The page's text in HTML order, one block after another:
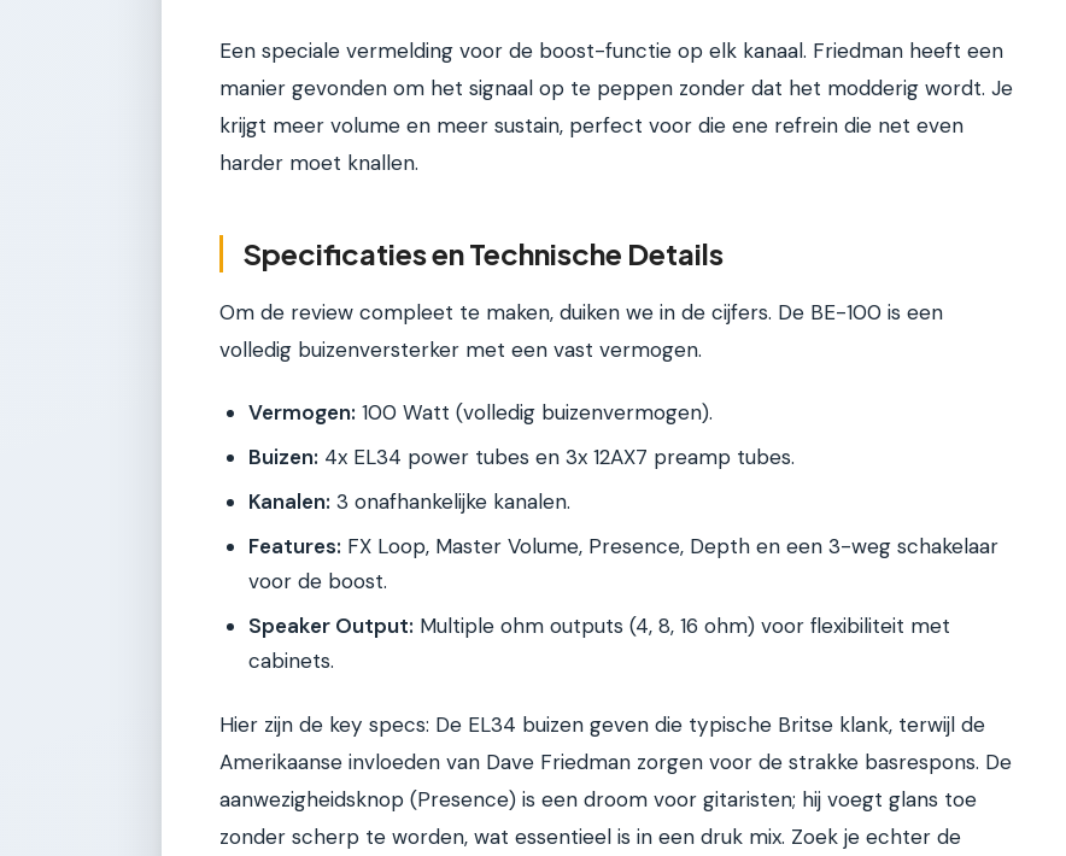
Een speciale vermelding voor de boost-functie op elk kanaal. Friedman heeft een
manier gevonden om het signaal op te peppen zonder dat het modderig wordt. Je
krijgt meer volume en meer sustain, perfect voor die ene refrein die net even
harder moet knallen.
Specificaties en Technische Details
Om de review compleet te maken, duiken we in de cijfers. De BE-100 is een
volledig buizenversterker met een vast vermogen.
Vermogen: 100 Watt (volledig buizenvermogen).
Buizen: 4x EL34 power tubes en 3x 12AX7 preamp tubes.
Kanalen: 3 onafhankelijke kanalen.
Features: FX Loop, Master Volume, Presence, Depth en een 3-weg schakelaar
voor de boost.
Speaker Output: Multiple ohm outputs (4, 8, 16 ohm) voor flexibiliteit met
cabinets.
Hier zijn de key specs: De EL34 buizen geven die typische Britse klank, terwijl de
Amerikaanse invloeden van Dave Friedman zorgen voor de strakke basrespons. De
aanwezigheidsknop (Presence) is een droom voor gitaristen; hij voegt glans toe
zonder scherp te worden, wat essentieel is in een druk mix. Zoek je echter de